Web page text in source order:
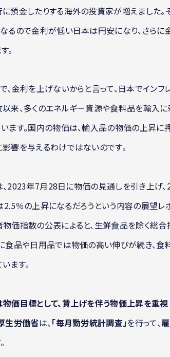
預金したりする海外の投資家が増えました。
るので金利が低い日本は円安になり、さら
。
、金利を上げないからと言って、日本でイン
来、多くのエネルギー資源や食料品を輸入
ます。国内の物価は、輸入品の物価の上昇に
響を与えるわけではないのです。
、2023年7月28日に物価の見通しを引き上げ
2.5％の上昇になるだろうという内容の展望
価指数の公表によると、生鮮食品を除く総
食品や日用品では物価の高い伸びが続き、
ます。
物価目標として、賃上げを伴う物価上昇を重視
生労働省は、 「毎月勤労統計調査」を行って、